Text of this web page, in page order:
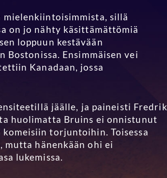
mielenkiintoisimmista, sillä
on jo nähty käsittämättömiä
loppuun kestävään
Ensimmäisen vei
Kanadaan, jossa
jäälle, ja paineisti Fredrik
huolimatta Bruins ei onnistunut
torjuntoihin. Toisessa
mutta hänenkään ohi ei
lukemissa.